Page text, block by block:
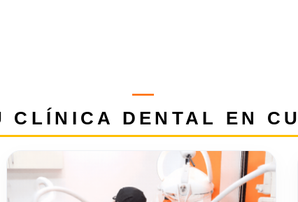
CLÍNICA DENTAL EN